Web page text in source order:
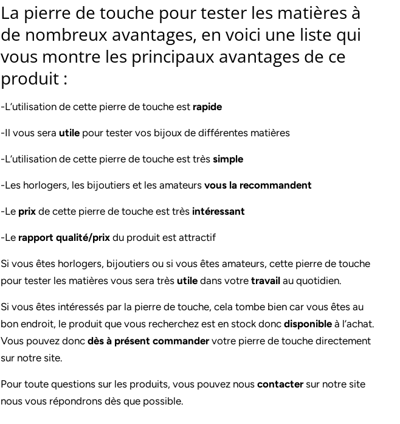
La pierre de touche pour tester les matières à
de nombreux avantages, en voici une liste qui
vous montre les principaux avantages de ce
produit :
-L’utilisation de cette pierre de touche est rapide
-Il vous sera utile pour tester vos bijoux de différentes matières
-L’utilisation de cette pierre de touche est très simple
-Les horlogers, les bijoutiers et les amateurs vous la recommandent
-Le prix de cette pierre de touche est très intéressant
-Le rapport qualité/prix du produit est attractif
Si vous êtes horlogers, bijoutiers ou si vous êtes amateurs, cette pierre de touche
pour tester les matières vous sera très utile dans votre travail au quotidien.
Si vous êtes intéressés par la pierre de touche, cela tombe bien car vous êtes au
bon endroit, le produit que vous recherchez est en stock donc disponible à l’achat.
Vous pouvez donc dès à présent commandervotre pierre de touche directement
sur notre site.
Pour toute questions sur les produits, vous pouvez nous contactersur notre site
nous vous répondrons dès que possible.